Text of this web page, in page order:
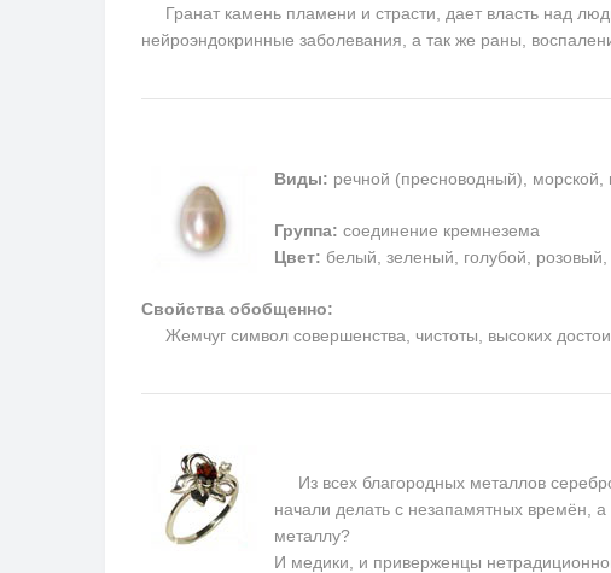
Гранат камень пламени и страсти, дает власть над
нейроэндокринные заболевания, а так же раны,
Виды: речной (пресноводный),
Группа: соединение кремнезема
Цвет: белый, зеленый, голубой,
Свойства обобщенно:
Жемчуг символ совершенства, чистоты, высоких
Из всех благородных металлов
начали делать с незапамятных времён,
металлу?
И медики, и приверженцы